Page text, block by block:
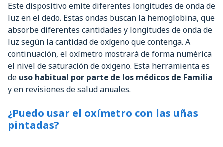
Este dispositivo emite diferentes longitudes de onda de
luz en el dedo. Estas ondas buscan la hemoglobina, que
absorbe diferentes cantidades y longitudes de onda de
luz según la cantidad de oxígeno que contenga. A
continuación, el oxímetro mostrará de forma numérica
el nivel de saturación de oxígeno. Esta herramienta es
de uso habitual por parte de los médicos de Familia
y en revisiones de salud anuales.
¿Puedo usar el oxímetro con las uñas
pintadas?